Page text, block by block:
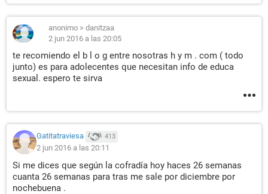
anonimo > danitzaa
2 jun 2016 a las 20:05
te recomiendo el b l o g entre nosotras h y m . com ( todo
junto) es para adolecentes que necesitan info de educa
sexual. espero te sirva
Gatitatraviesa 413
2 jun 2016 a las 20:11
Si me dices que según la cofradía hoy haces 26 semanas
cuanta 26 semanas para tras me sale por diciembre por
nochebuena .